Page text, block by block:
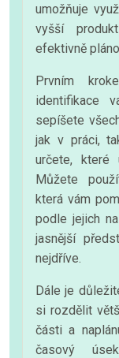
umožňuje
vyšší
efektivně
Prvním
identifikace
sepíšete
jak v práci,
určete, které
Můžete
která vám
podle jejich
jasnější
nejdříve.
Dále je
si rozdělit
části a
časový